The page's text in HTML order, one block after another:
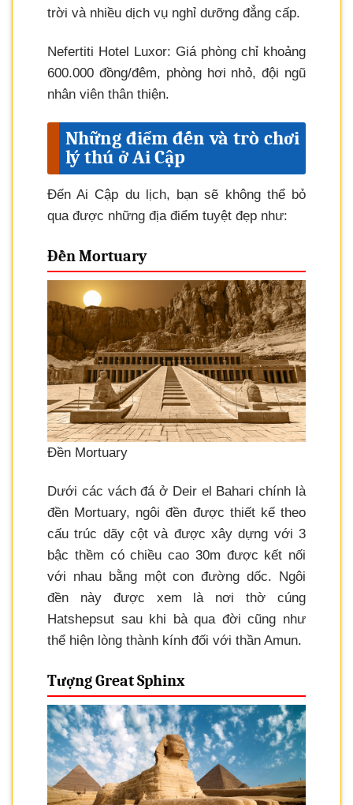
trời và nhiều dịch vụ nghỉ dưỡng đẳng cấp.
Nefertiti Hotel Luxor: Giá phòng chỉ khoảng
600.000 đồng/đêm, phòng hơi nhỏ, đội ngũ
nhân viên thân thiện.
Những điểm đến và trò chơi
lý thú ở Ai Cập
Đến Ai Cập du lịch, bạn sẽ không thể bỏ
qua được những địa điểm tuyệt đẹp như:
Đền Mortuary
Đền Mortuary
Dưới các vách đá ở Deir el Bahari chính là
đền Mortuary, ngôi đền được thiết kế theo
cấu trúc dãy cột và được xây dựng với 3
bậc thềm có chiều cao 30m được kết nối
với nhau bằng một con đường dốc. Ngôi
đền này được xem là nơi thờ cúng
Hatshepsut sau khi bà qua đời cũng như
thể hiện lòng thành kính đối với thần Amun.
Tượng Great Sphinx